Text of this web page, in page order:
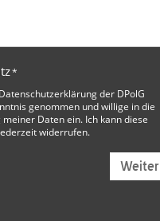
*
Datenschutzerklärung der DPolG
genommen und willige in die
Daten ein. Ich kann diese
widerrufen.
Weiter